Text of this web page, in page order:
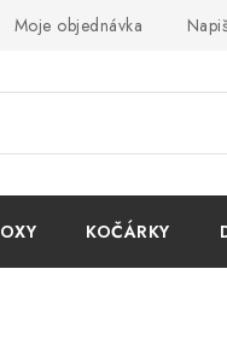
Moje objednávka
KOČÁRKY